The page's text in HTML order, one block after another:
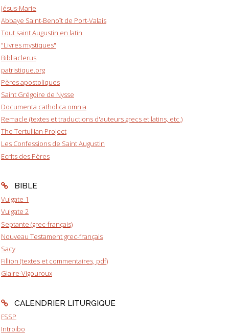
Jésus-Marie
Abbaye Saint-Benoît de Port-Valais
Tout saint Augustin en latin
"Livres mystiques"
Bibliaclerus
patristique.org
Pères apostoliques
Saint Grégoire de Nysse
Documenta catholica omnia
Remacle (textes et traductions d'auteurs grecs et latins, etc.)
The Tertullian Project
Les Confessions de Saint Augustin
Ecrits des Pères
BIBLE
Vulgate 1
Vulgate 2
Septante (grec-français)
Nouveau Testament grec-français
Sacy
Fillion (textes et commentaires, pdf)
Glaire-Vigouroux
CALENDRIER LITURGIQUE
FSSP
Introibo